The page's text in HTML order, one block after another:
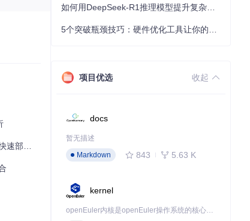
术的无缝
方案
项目优选 收起
docs
暂无描述
Markdown
843 5.63 K
kernel
openEuler内核是openEuler操作系统的核心，既是系统性能与稳定性的基石，也是连接处理器、设备与服务的桥梁。